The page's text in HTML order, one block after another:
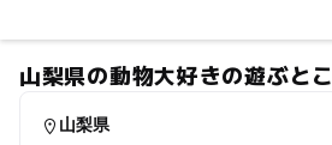
山梨県の動物大好きの遊ぶと
山梨県